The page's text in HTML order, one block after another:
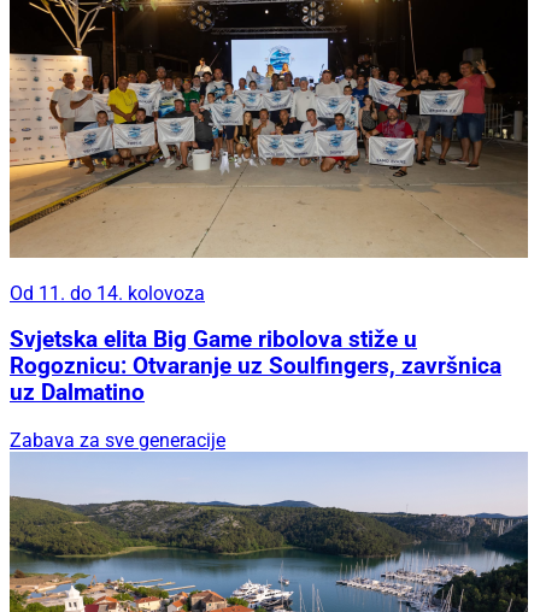
Od 11. do 14. kolovoza
Svjetska elita Big Game ribolova stiže u
Rogoznicu: Otvaranje uz Soulfingers, završnica
uz Dalmatino
Zabava za sve generacije